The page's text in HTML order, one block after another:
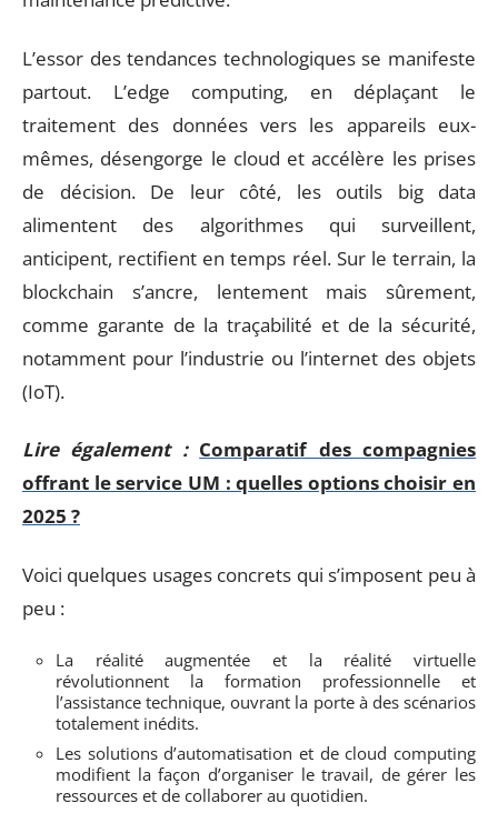
L’essor des tendances technologiques se manifeste
partout. L’edge computing, en déplaçant le
traitement des données vers les appareils eux-
mêmes, désengorge le cloud et accélère les prises
de décision. De leur côté, les outils big data
alimentent des algorithmes qui surveillent,
anticipent, rectifient en temps réel. Sur le terrain, la
blockchain s’ancre, lentement mais sûrement,
comme garante de la traçabilité et de la sécurité,
notamment pour l’industrie ou l’internet des objets
(IoT).
Lire également : Comparatif des compagnies
offrant le service UM : quelles options choisir en
2025 ?
Voici quelques usages concrets qui s’imposent peu à
peu :
La réalité augmentée et la réalité virtuelle
révolutionnent la formation professionnelle et
l’assistance technique, ouvrant la porte à des scénarios
totalement inédits.
Les solutions d’automatisation et de cloud computing
modifient la façon d’organiser le travail, de gérer les
ressources et de collaborer au quotidien.